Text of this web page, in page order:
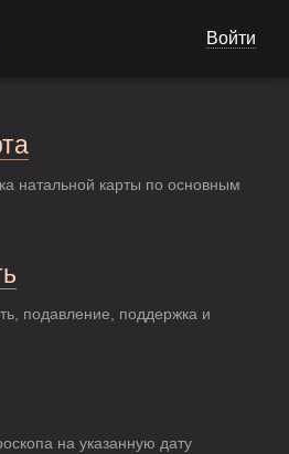
Войти
натальной карты по основным
подавление, поддержка и
на указанную дату